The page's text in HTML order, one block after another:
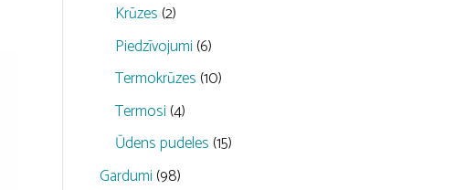
Krūzes (2)
Piedzīvojumi (6)
Termokrūzes (10)
Termosi (4)
Ūdens pudeles (15)
Gardumi (98)